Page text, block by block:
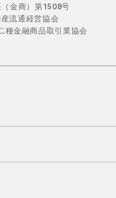
金商）第1508号
流通経営協会
金融商品取引業協会